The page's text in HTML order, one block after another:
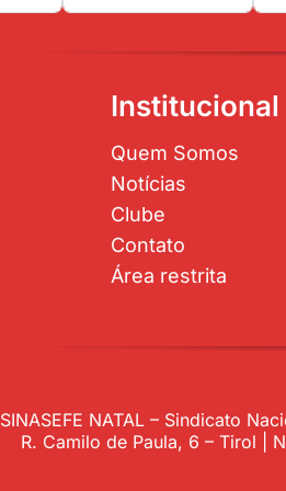
Institucional
Quem Somos
Notícias
Clube
Contato
Área restrita
SINASEFE NATAL – Sindicato
R. Camilo de Paula, 6 – Tirol |